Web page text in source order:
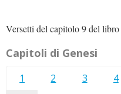
Versetti del capitolo 9 del
Capitoli di Genesi
1 2 3 4